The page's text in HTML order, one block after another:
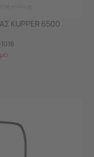
KUPPER 6500